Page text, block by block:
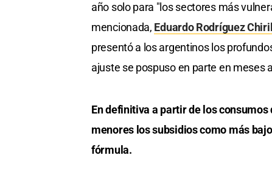
año solo para "los sectores más
mencionada, Eduardo Rodríguez
presentó a los argentinos los
ajuste se pospuso en parte en meses
En definitiva a partir de los
menores los subsidios como más
fórmula.